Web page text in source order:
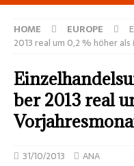
HOME EUROPE
2013 real um 0,2 % höher
ber 2013 real
31/10/2013 ANA